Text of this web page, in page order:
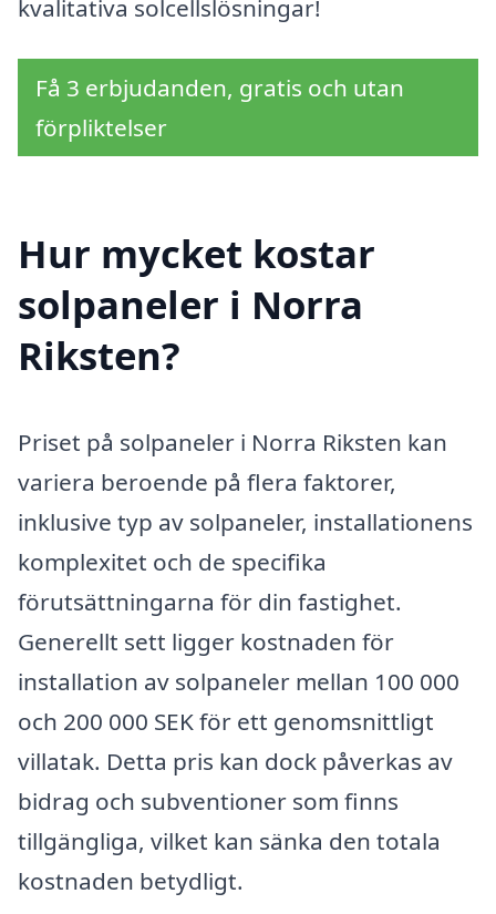
kvalitativa solcellslösningar!
Få 3 erbjudanden, gratis och utan
förpliktelser
Hur mycket kostar
solpaneler i Norra
Riksten?
Priset på solpaneler i Norra Riksten kan
variera beroende på flera faktorer,
inklusive typ av solpaneler, installationens
komplexitet och de specifika
förutsättningarna för din fastighet.
Generellt sett ligger kostnaden för
installation av solpaneler mellan 100 000
och 200 000 SEK för ett genomsnittligt
villatak. Detta pris kan dock påverkas av
bidrag och subventioner som finns
tillgängliga, vilket kan sänka den totala
kostnaden betydligt.